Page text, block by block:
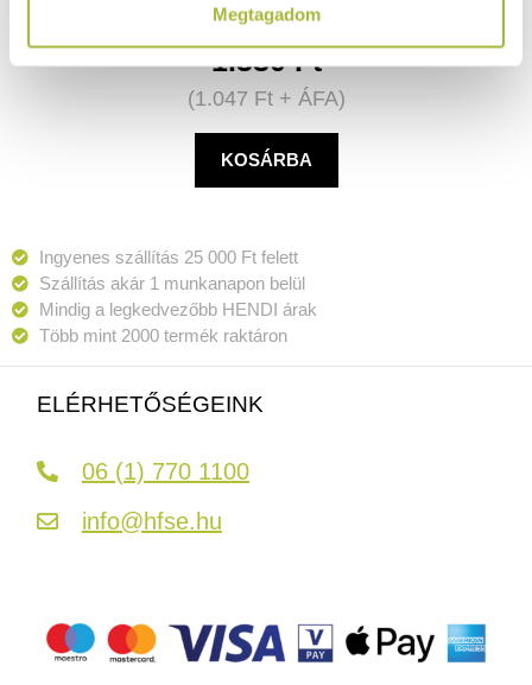
Megtagadom
1.330Ft
(1.047 Ft+ ÁFA)
KOSÁRBA
Ingyenes szállítás 25 000 Ft felett
Szállítás akár 1 munkanapon belül
Mindig a legkedvezőbb HENDI árak
Több mint 2000 termék raktáron
ELÉRHETŐSÉGEINK
06 (1) 770 1100
info@hfse.hu